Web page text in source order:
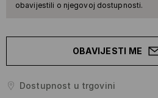
obavijestili o njegovoj dostupnosti.
OBAVIJESTI ME
Dostupnost u trgovini